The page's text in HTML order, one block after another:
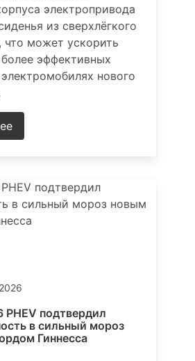
электропривода
из сверхлёгкого
что может ускорить
эффективных
нового
PHEV подтвердил
в сильный мороз
Гиннесса